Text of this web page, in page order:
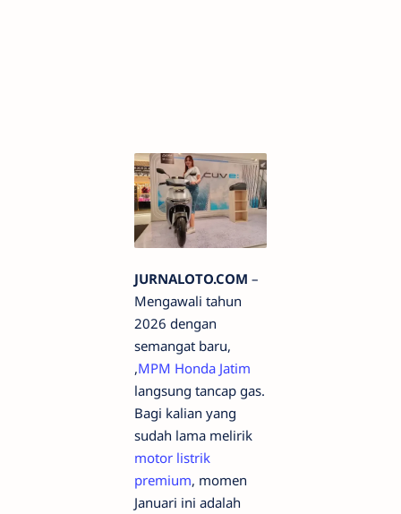
JURNALOTO.COM –
Mengawali tahun
2026 dengan
semangat baru,
,MPM Honda Jatim
langsung tancap gas.
Bagi kalian yang
sudah lama melirik
motor listrik
premium, momen
Januari ini adalah